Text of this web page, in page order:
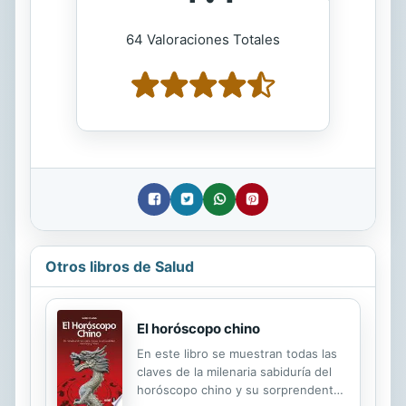
64 Valoraciones Totales
Otros libros de Salud
El horóscopo chino
En este libro se muestran todas las
claves de la milenaria sabiduría del
horóscopo chino y su sorprendente